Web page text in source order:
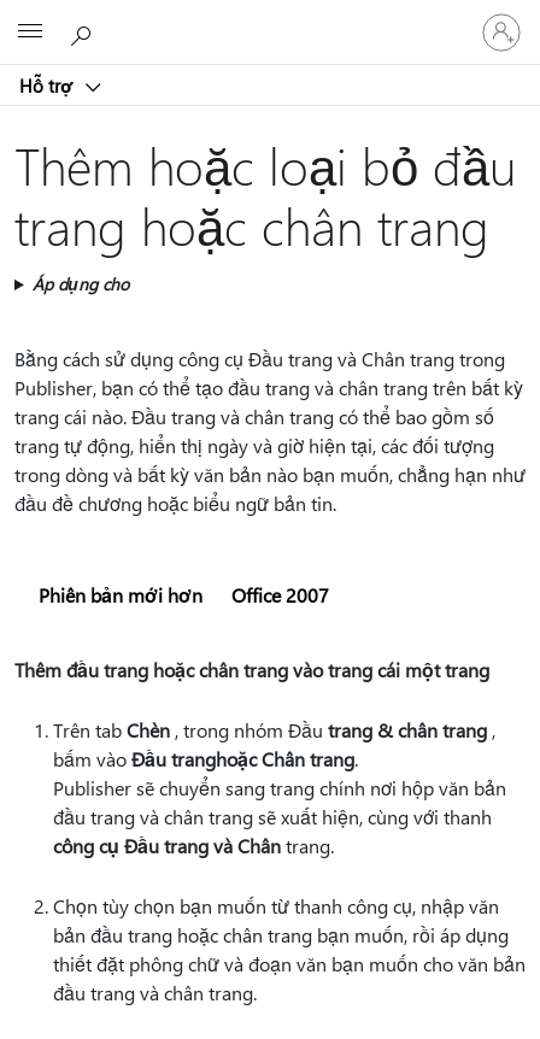
Hỗ trợ
Đăng
nhập
tài
Thêm hoặc loại bỏ đầu
trang hoặc chân trang
Áp dụng cho
Bằng cách sử dụng công cụ Đầu trang và Chân trang trong
Publisher, bạn có thể tạo đầu trang và chân trang trên bất kỳ
trang cái nào. Đầu trang và chân trang có thể bao gồm số
trang tự động, hiển thị ngày và giờ hiện tại, các đối tượng
trong dòng và bất kỳ văn bản nào bạn muốn, chẳng hạn như
đầu đề chương hoặc biểu ngữ bản tin.
Phiên bản mới hơn Office 2007
Thêm đầu trang hoặc chân trang vào trang cái một trang
Trên tabChèn , trong nhóm Đầu trang & chân trang ,
bấm vàoĐầu tranghoặc Chân trang.
Publisher sẽ chuyển sang trang chính nơi hộp văn bản
đầu trang và chân trang sẽ xuất hiện, cùng với thanh
công cụ Đầu trang và Chântrang.
Chọn tùy chọn bạn muốn từ thanh công cụ, nhập văn
bản đầu trang hoặc chân trang bạn muốn, rồi áp dụng
thiết đặt phông chữ và đoạn văn bạn muốn cho văn bản
đầu trang và chân trang.